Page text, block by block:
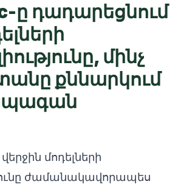
ը դադարեցնում
մինչ
քննարկում
վերջին մոդելների
ժամանակավորապես